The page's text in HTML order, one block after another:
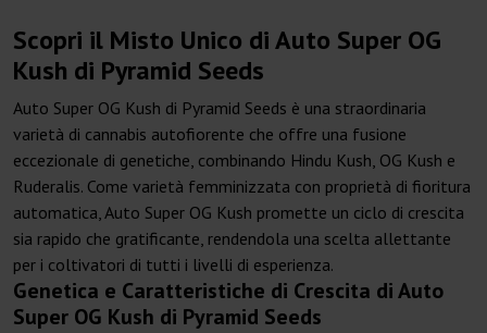
Scopri il Misto Unico di Auto Super OG
Kush di Pyramid Seeds
Auto Super OG Kush di Pyramid Seeds è una straordinaria
varietà di cannabis autofiorente che offre una fusione
eccezionale di genetiche, combinando Hindu Kush, OG Kush e
Ruderalis. Come varietà femminizzata con proprietà di fioritura
automatica, Auto Super OG Kush promette un ciclo di crescita
sia rapido che gratificante, rendendola una scelta allettante
per i coltivatori di tutti i livelli di esperienza.
Genetica e Caratteristiche di Crescita di Auto
Super OG Kush di Pyramid Seeds